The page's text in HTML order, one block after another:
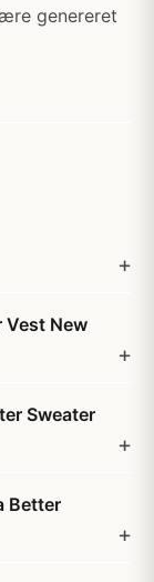
genereret
Vest New
Sweater
Better